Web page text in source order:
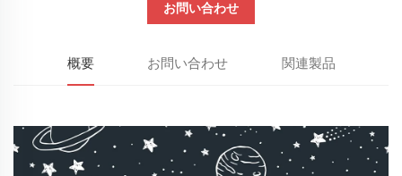
お問い合わせ
概要 お問い合わせ 関連製品